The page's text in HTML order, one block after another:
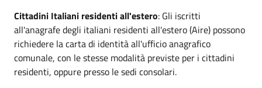
Cittadini Italiani residenti all'estero: Gli iscritti
all'anagrafe degli italiani residenti all'estero (Aire) possono
richiedere la carta di identità all'ufficio anagrafico
comunale, con le stesse modalità previste per i cittadini
residenti, oppure presso le sedi consolari.